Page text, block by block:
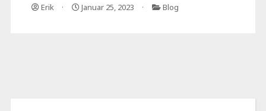
Erik Januar 25, 2023 Blog